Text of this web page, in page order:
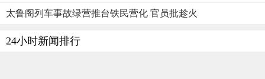
太鲁阁列车事故绿营推台铁民营化 官员批趁火
24小时新闻排行